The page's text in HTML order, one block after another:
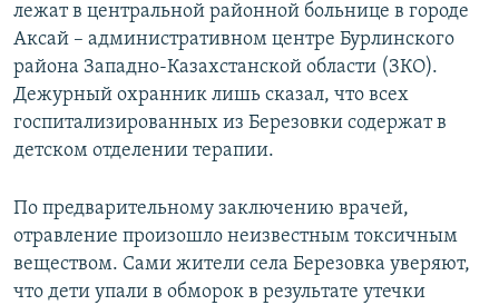
лежат в центральной районной больнице в городе
Аксай – административном центре Бурлинского
района Западно-Казахстанской области (ЗКО).
Дежурный охранник лишь сказал, что всех
госпитализированных из Березовки содержат в
детском отделении терапии.
По предварительному заключению врачей,
отравление произошло неизвестным токсичным
веществом. Сами жители села Березовка уверяют,
что дети упали в обморок в результате утечки